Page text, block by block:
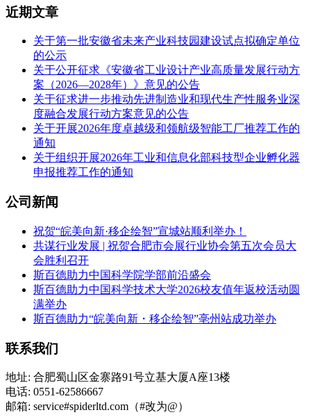
近期文章
关于第一批安徽省未来产业科技园建设试点拟确定单位
的公示
关于公开征求《安徽省工业设计产业高质量发展行动方
案（2026—2028年）》意见的公告
关于征求进一步推动先进制造业和现代生产性服务业深
度融合发展行动方案意见的公告
关于开展2026年度卓越级和领航级智能工厂推荐工作的
通知
关于组织开展2026年工业和信息化部科技型企业孵化器
申报推荐工作的通知
公司新闻
祝贺“皖美向新·移企绘智”宣城站顺利举办！
共谋行业发展 | 祝贺合肥市会展行业协会第五次会员大
会胜利召开
斯百德助力中国科学院学部前沿盛会
斯百德助力中国科学技术大学2026校友值年返校活动圆
满举办
斯百德助力“皖美向新・移企绘智”亳州站成功举办
联系我们
地址: 合肥蜀山区金寨路91号立基大厦A座13楼
电话: 0551-62586667
邮箱: service#spiderltd.com（#改为@）